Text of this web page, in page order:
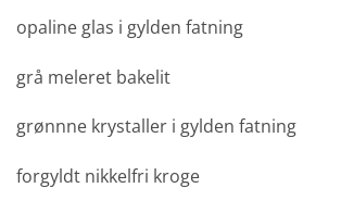
opaline glas i gylden fatning
grå meleret bakelit
grønnne krystaller i gylden fatning
forgyldt nikkelfri kroge